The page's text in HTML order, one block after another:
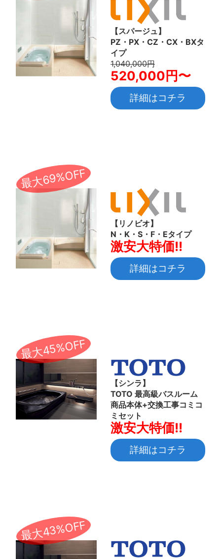
【スパージュ】
PZ・PX・CZ・CX・BXタ
イプ
1,040,000円
520,000円〜
詳細はコチラ
最大69%OFF
【リノビオ】
N・K・S・F・Eタイプ
激安大特価!!
詳細はコチラ
最大45%OFF
【シンラ】
TOTO 最高級バスルーム
商品本体+交換工事コミコ
ミセット
激安大特価!!
詳細はコチラ
最大43%OFF